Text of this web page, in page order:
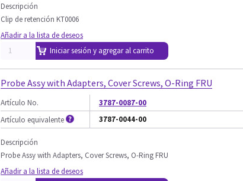
Descripción
Clip de retención KT0006
Añadir a la lista de deseos
Iniciar sesión y agregar al carrito
Probe Assy with Adapters, Cover Screws, O-Ring FRU
Artículo No.
3787-0087-00
Artículo equivalente
3787-0044-00
Descripción
Probe Assy with Adapters, Cover Screws, O-Ring FRU
Añadir a la lista de deseos